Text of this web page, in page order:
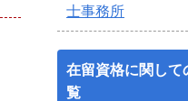
士事務所
在留資格に関して
覧